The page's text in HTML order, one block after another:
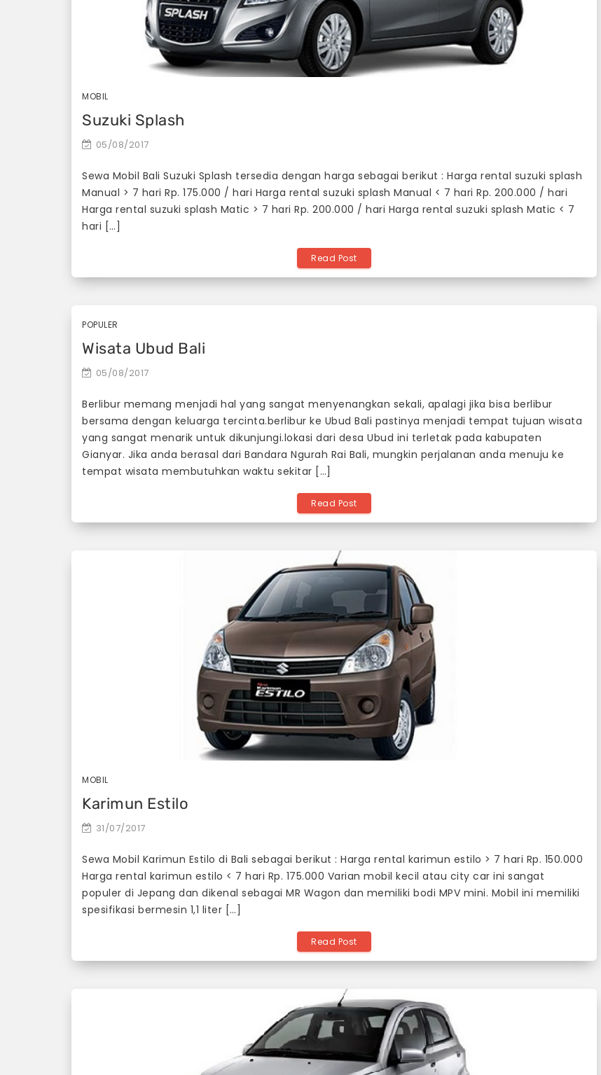
MOBIL
Suzuki Splash
05/08/2017
Sewa Mobil Bali Suzuki Splash tersedia dengan harga sebagai berikut : Harga rental suzuki splash
Manual > 7 hari Rp. 175.000 / hari Harga rental suzuki splash Manual < 7 hari Rp. 200.000 / hari
Harga rental suzuki splash Matic > 7 hari Rp. 200.000 / hari Harga rental suzuki splash Matic < 7
hari […]
Read Post
POPULER
Wisata Ubud Bali
05/08/2017
Berlibur memang menjadi hal yang sangat menyenangkan sekali, apalagi jika bisa berlibur
bersama dengan keluarga tercinta.berlibur ke Ubud Bali pastinya menjadi tempat tujuan wisata
yang sangat menarik untuk dikunjungi.lokasi dari desa Ubud ini terletak pada kabupaten
Gianyar. Jika anda berasal dari Bandara Ngurah Rai Bali, mungkin perjalanan anda menuju ke
tempat wisata membutuhkan waktu sekitar […]
Read Post
MOBIL
Karimun Estilo
31/07/2017
Sewa Mobil Karimun Estilo di Bali sebagai berikut : Harga rental karimun estilo > 7 hari Rp. 150.000
Harga rental karimun estilo < 7 hari Rp. 175.000 Varian mobil kecil atau city car ini sangat
populer di Jepang dan dikenal sebagai MR Wagon dan memiliki bodi MPV mini. Mobil ini memiliki
spesifikasi bermesin 1,1 liter […]
Read Post